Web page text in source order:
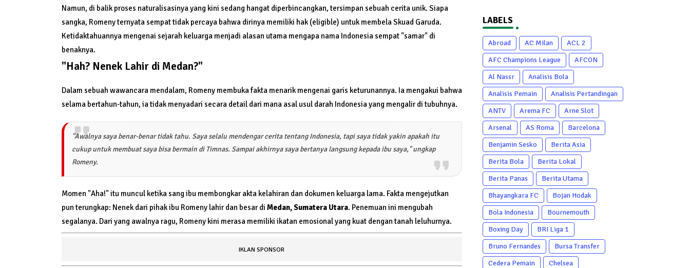
Namun, di balik proses naturalisasinya yang kini sedang hangat diperbincangkan, tersimpan sebuah cerita unik. Siapa
sangka, Romeny ternyata sempat tidak percaya bahwa dirinya memiliki hak (eligible) untuk membela Skuad Garuda.
Ketidaktahuannya mengenai sejarah keluarga menjadi alasan utama mengapa nama Indonesia sempat "samar" di
benaknya.
"Hah? Nenek Lahir di Medan?"
Dalam sebuah wawancara mendalam, Romeny membuka fakta menarik mengenai garis keturunannya. Ia mengakui bahwa
selama bertahun-tahun, ia tidak menyadari secara detail dari mana asal usul darah Indonesia yang mengalir di tubuhnya.
"Awalnya saya benar-benar tidak tahu. Saya selalu mendengar cerita tentang Indonesia, tapi saya tidak yakin apakah itu
cukup untuk membuat saya bisa bermain di Timnas. Sampai akhirnya saya bertanya langsung kepada ibu saya," ungkap
Romeny.
Momen "Aha!" itu muncul ketika sang ibu membongkar akta kelahiran dan dokumen keluarga lama. Fakta mengejutkan
pun terungkap: Nenek dari pihak ibu Romeny lahir dan besar di Medan, Sumatera Utara. Penemuan ini mengubah
segalanya. Dari yang awalnya ragu, Romeny kini merasa memiliki ikatan emosional yang kuat dengan tanah leluhurnya.
IKLAN SPONSOR
LABELS
Abroad AC Milan
ACL 2
AFC Champions League
AFCON
Al Nassr
Analisis Bola
Analisis Pemain
Analisis Pertandingan
ANTV
Arema FC
Arne Slot
Arsenal
AS Roma
Barcelona
Benjamin Sesko
Berita Asia
Berita Bola
Berita Lokal
Berita Panas
Berita Utama
Bhayangkara FC
Bojan Hodak
Bola Indonesia
Bournemouth
Boxing Day
BRI Liga 1
Bruno Fernandes
Bursa Transfer
Cedera Pemain
Chelsea